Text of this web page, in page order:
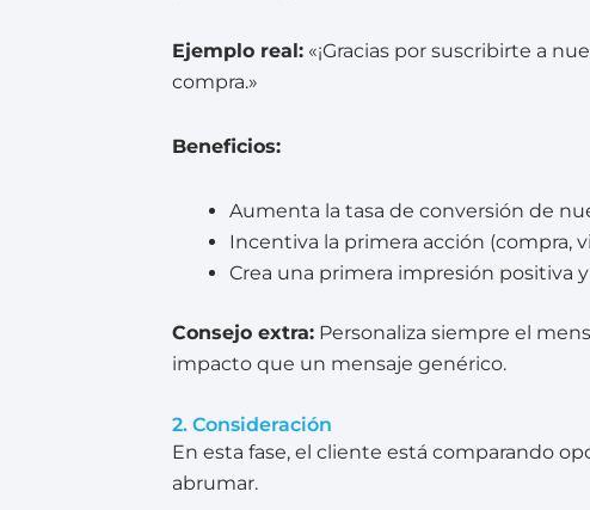
Ejemplo real: «¡Gracias por suscribirte a
compra.»
Beneficios:
Aumenta la tasa de conversión de
Incentiva la primera acción (compra,
Crea una primera impresión positiva
Consejo extra: Personaliza siempre el
impacto que un mensaje genérico.
2. Consideración
En esta fase, el cliente está comparando
abrumar.